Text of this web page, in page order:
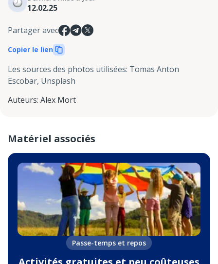
12.02.25
Partager avec
Copier le lien
Les sources des photos utilisées: Tomas Anton
Escobar, Unsplash
Auteurs: Alex Mort
Matériel associés
Passe-temps et repos